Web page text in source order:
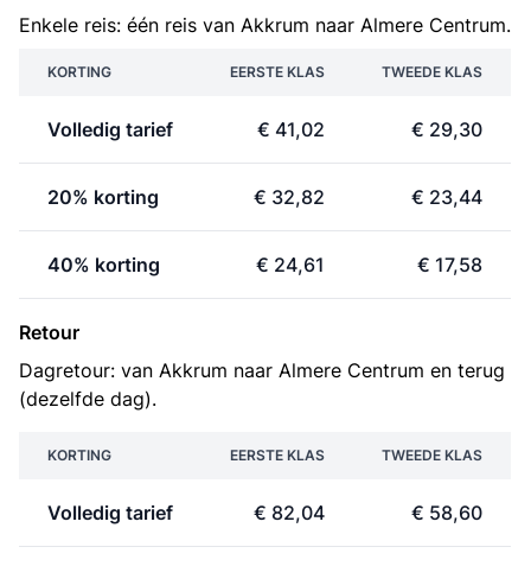
Enkele reis: één reis van Akkrum naar Almere Centrum.
KORTING EERSTE KLAS TWEEDE KLAS
Volledig tarief € 41,02 € 29,30
20% korting € 32,82 € 23,44
40% korting € 24,61 € 17,58
Retour
Dagretour: van Akkrum naar Almere Centrum en terug
(dezelfde dag).
KORTING EERSTE KLAS TWEEDE KLAS
Volledig tarief € 82,04 € 58,60